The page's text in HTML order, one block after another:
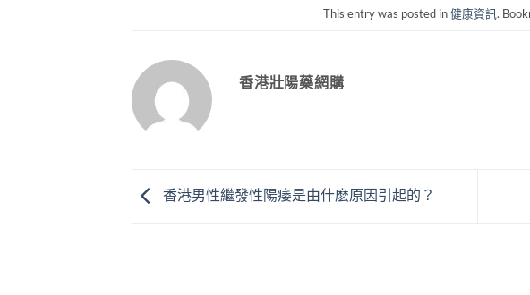
This entry was posted in健康資訊.
香港壯陽藥網購
香港男性繼發性陽痿是由什麽原因引起的？